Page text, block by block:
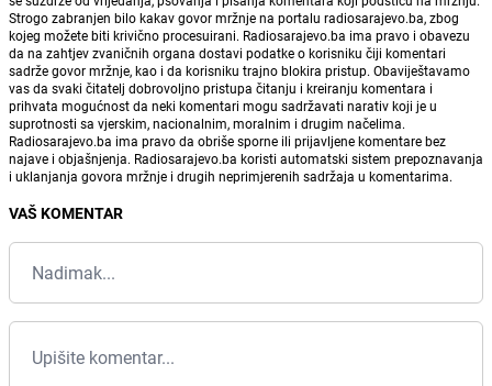
Strogo zabranjen bilo kakav govor mržnje na portalu radiosarajevo.ba, zbog
kojeg možete biti krivično procesuirani. Radiosarajevo.ba ima pravo i obavezu
da na zahtjev zvaničnih organa dostavi podatke o korisniku čiji komentari
sadrže govor mržnje, kao i da korisniku trajno blokira pristup. Obaviještavamo
vas da svaki čitatelj dobrovoljno pristupa čitanju i kreiranju komentara i
prihvata mogućnost da neki komentari mogu sadržavati narativ koji je u
suprotnosti sa vjerskim, nacionalnim, moralnim i drugim načelima.
Radiosarajevo.ba ima pravo da obriše sporne ili prijavljene komentare bez
najave i objašnjenja. Radiosarajevo.ba koristi automatski sistem prepoznavanja
i uklanjanja govora mržnje i drugih neprimjerenih sadržaja u komentarima.
VAŠ KOMENTAR